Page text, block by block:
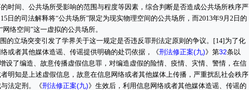
时间、公共场所受影响的范围与程度等因素，综合判断是否造成公共场所秩序严
日的司法解释将“公共场所”限定为现实物理空间的公共场所，而2013年9月2日的
络空间”这一虚拟的公共场所。
立场突变引发了学界关于这一规定是否违反罪刑法定原则的争议。[14]为了化
或者其他媒体造谣、传谣提供明确的处罚依据，《刑法修正案(九)》第32条以
设了编造、故意传播虚假信息罪，对编造虚假的险情、疫情、灾情、警情，在信
明知是上述虚假信息，故意在信息网络或者其他媒体上传播，严重扰乱社会秩序
法定刑。《刑法修正案(九)》生效后，利用信息网络或者其他媒体造谣、传谣的